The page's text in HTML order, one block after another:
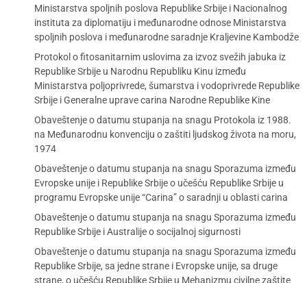
Ministarstva spoljnih poslova Republike Srbije i Nacionalnog
instituta za diplomatiju i međunarodne odnose Ministarstva
spoljnih poslova i međunarodne saradnje Kraljevine Kambodže
Protokol o fitosanitarnim uslovima za izvoz svežih jabuka iz
Republike Srbije u Narodnu Republiku Kinu između
Ministarstva poljoprivrede, šumarstva i vodoprivrede Republike
Srbije i Generalne uprave carina Narodne Republike Kine
Obaveštenje o datumu stupanja na snagu Protokola iz 1988.
na Međunarodnu konvenciju o zaštiti ljudskog života na moru,
1974
Obaveštenje o datumu stupanja na snagu Sporazuma između
Evropske unije i Republike Srbije o učešću Republike Srbije u
programu Evropske unije “Carina” o saradnji u oblasti carina
Obaveštenje o datumu stupanja na snagu Sporazuma između
Republike Srbije i Australije o socijalnoj sigurnosti
Obaveštenje o datumu stupanja na snagu Sporazuma između
Republike Srbije, sa jedne strane i Evropske unije, sa druge
strane, o učešću Republike Srbije u Mehanizmu civilne zaštite